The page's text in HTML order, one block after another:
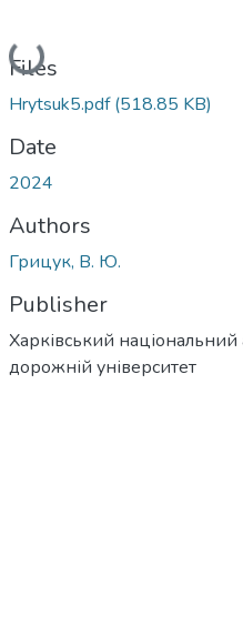
Loading...
Files
Hrytsuk5.pdf(518.85 KB)
Date
2024
Authors
Грицук, В. Ю.
Publisher
Харківський національний
дорожній університет